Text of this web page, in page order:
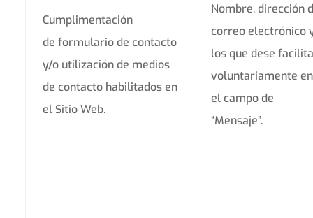
Cumplimentación
de formulario de contacto
y/o utilización de medios
de contacto habilitados en
el Sitio Web.
Nombre, dirección
correo electrónico
los que dese
voluntariamente en
el campo de
“Mensaje”.